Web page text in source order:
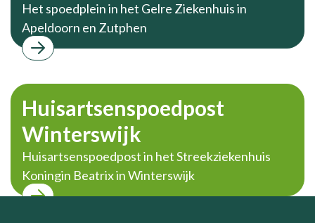
Het spoedplein in het Gelre Ziekenhuis in
Apeldoorn en Zutphen
Huisartsenspoedpost
Winterswijk
Huisartsenspoedpost in het Streekziekenhuis
Koningin Beatrix in Winterswijk